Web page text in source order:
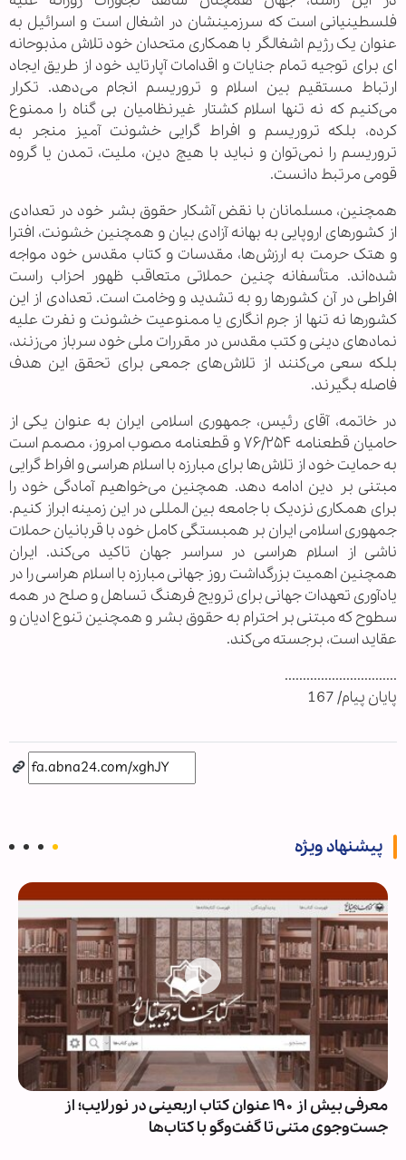
فلسطینیانی است که سرزمینشان در اشغال است و اسرائیل به
عنوان یک رژیم اشغالگر با همکاری متحدان خود تلاش مذبوحانه
ای برای توجیه تمام جنایات و اقدامات آپارتاید خود از طریق ایجاد
ارتباط مستقیم بین اسلام و تروریسم انجام می‌دهد. تکرار
می‌کنیم که نه تنها اسلام کشتار غیرنظامیان بی گناه را ممنوع
کرده، بلکه تروریسم و افراط گرایی خشونت آمیز منجر به
تروریسم را نمی‌توان و نباید با هیچ دین، ملیت، تمدن یا گروه
قومی مرتبط دانست.
همچنین، مسلمانان با نقض آشکار حقوق بشر خود در تعدادی
از کشورهای اروپایی به بهانه آزادی بیان و همچنین خشونت، افترا
و هتک حرمت به ارزش‌ها، مقدسات و کتاب مقدس خود مواجه
شده‌اند. متأسفانه چنین حملاتی متعاقب ظهور احزاب راست
افراطی در آن کشورها رو به تشدید و وخامت است. تعدادی از این
کشورها نه تنها از جرم انگاری یا ممنوعیت خشونت و نفرت علیه
نمادهای دینی و کتب مقدس در مقررات ملی خود سرباز می‌زنند،
بلکه سعی می‌کنند از تلاش‌های جمعی برای تحقق این هدف
فاصله بگیرند.
در خاتمه، آقای رئیس، جمهوری اسلامی ایران به عنوان یکی از
حامیان قطعنامه ۷۶/۲۵۴ و قطعنامه مصوب امروز، مصمم است
به حمایت خود از تلاش‌ها برای مبارزه با اسلام هراسی و افراط گرایی
مبتنی بر دین ادامه دهد. همچنین می‌خواهیم آمادگی خود را
برای همکاری نزدیک با جامعه بین المللی در این زمینه ابراز کنیم.
جمهوری اسلامی ایران بر همبستگی کامل خود با قربانیان حملات
ناشی از اسلام هراسی در سراسر جهان تاکید می‌کند. ایران
همچنین اهمیت بزرگداشت روز جهانی مبارزه با اسلام هراسی را در
یادآوری تعهدات جهانی برای ترویج فرهنگ تساهل و صلح در همه
سطوح که مبتنی بر احترام به حقوق بشر و همچنین تنوع ادیان و
عقاید است، برجسته می‌کند.
...............................
پایان پیام/ 167
پیشنهاد ویژه
معرفی بیش از ۱۹۰ عنوان کتاب اربعینی در نورلایب؛ از
جست‌وجوی متنی تا گفت‌وگو با کتاب‌ها